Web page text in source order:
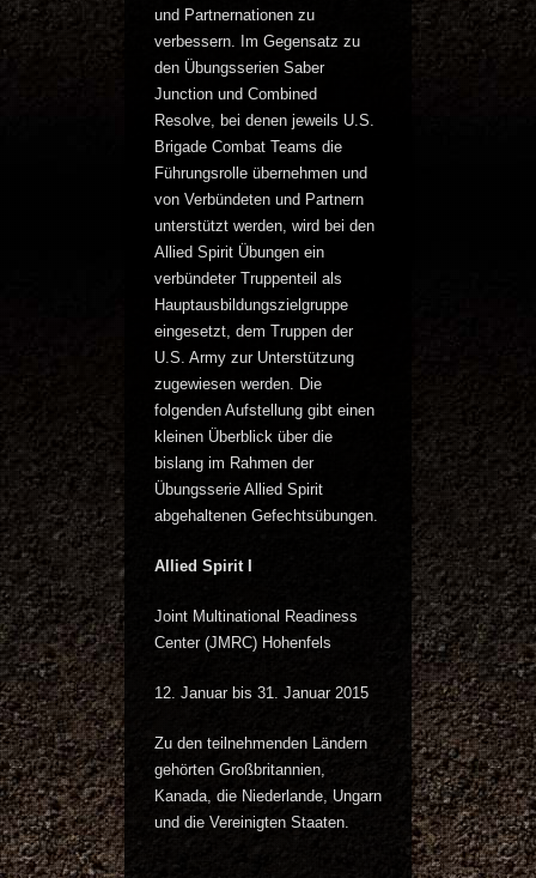
und Partnernationen zu
verbessern. Im Gegensatz zu
den Übungsserien Saber
Junction und Combined
Resolve, bei denen jeweils U.S.
Brigade Combat Teams die
Führungsrolle übernehmen und
von Verbündeten und Partnern
unterstützt werden, wird bei den
Allied Spirit Übungen ein
verbündeter Truppenteil als
Hauptausbildungszielgruppe
eingesetzt, dem Truppen der
U.S. Army zur Unterstützung
zugewiesen werden. Die
folgenden Aufstellung gibt einen
kleinen Überblick über die
bislang im Rahmen der
Übungsserie Allied Spirit
abgehaltenen Gefechtsübungen.
Allied Spirit I
Joint Multinational Readiness
Center (JMRC) Hohenfels
12. Januar bis 31. Januar 2015
Zu den teilnehmenden Ländern
gehörten Großbritannien,
Kanada, die Niederlande, Ungarn
und die Vereinigten Staaten.